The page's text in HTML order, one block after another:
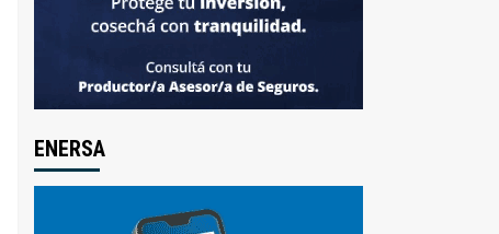
ENERSA